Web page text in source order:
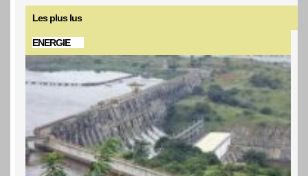
Les plus lus
ENERGIE